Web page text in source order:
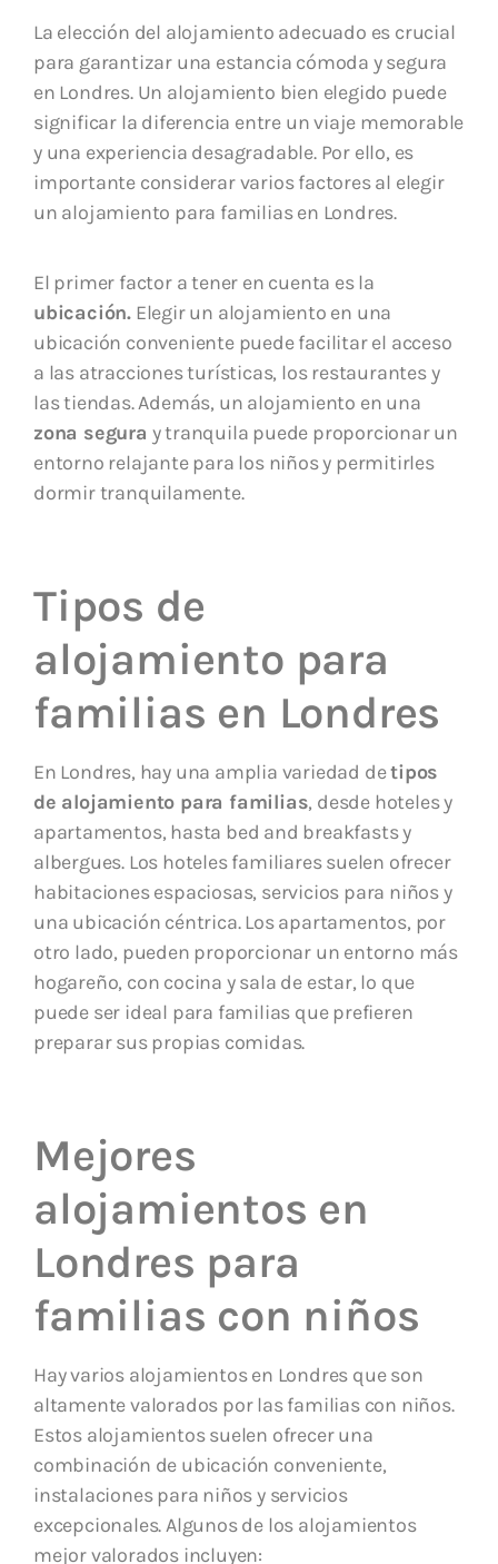
La elección del alojamiento adecuado es crucial
para garantizar una estancia cómoda y segura
en Londres. Un alojamiento bien elegido puede
significar la diferencia entre un viaje memorable
y una experiencia desagradable. Por ello, es
importante considerar varios factores al elegir
un alojamiento para familias en Londres.
El primer factor a tener en cuenta es la
ubicación. Elegir un alojamiento en una
ubicación conveniente puede facilitar el acceso
a las atracciones turísticas, los restaurantes y
las tiendas. Además, un alojamiento en una
zona segura y tranquila puede proporcionar un
entorno relajante para los niños y permitirles
dormir tranquilamente.
Tipos de
alojamiento para
familias en Londres
En Londres, hay una amplia variedad detipos
de alojamiento para familias, desde hoteles y
apartamentos, hasta bed and breakfasts y
albergues. Los hoteles familiares suelen ofrecer
habitaciones espaciosas, servicios para niños y
una ubicación céntrica. Los apartamentos, por
otro lado, pueden proporcionar un entorno más
hogareño, con cocina y sala de estar, lo que
puede ser ideal para familias que prefieren
preparar sus propias comidas.
Mejores
alojamientos en
Londres para
familias con niños
Hay varios alojamientos en Londres que son
altamente valorados por las familias con niños.
Estos alojamientos suelen ofrecer una
combinación de ubicación conveniente,
instalaciones para niños y servicios
excepcionales. Algunos de los alojamientos
mejor valorados incluyen: